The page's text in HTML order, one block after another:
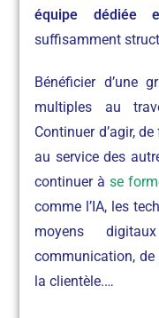
équipe dédiée
suffisamment
Bénéficier d’une
multiples au
Continuer d’agir,
au service des
continuer à se
comme l’IA, les
moyens
communication,
la clientèle.…